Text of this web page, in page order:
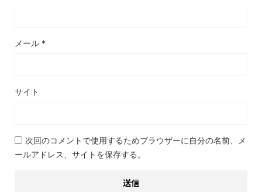
メール *
サイト
次回のコメントで使用するためブラウザーに自分の名前、メ
ールアドレス、サイトを保存する。